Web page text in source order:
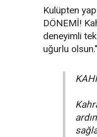
Kulüpten
DÖNEMİ!
deneyimli
uğurlu